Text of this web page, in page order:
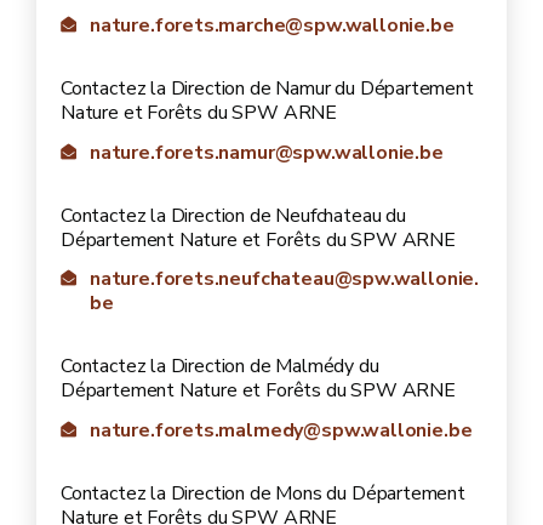
nature.forets.marche@spw.wallonie.be
Contactez la Direction de Namur du Département
Nature et Forêts du SPW ARNE
nature.forets.namur@spw.wallonie.be
Contactez la Direction de Neufchateau du
Département Nature et Forêts du SPW ARNE
nature.forets.neufchateau@spw.wallonie.
be
Contactez la Direction de Malmédy du
Département Nature et Forêts du SPW ARNE
nature.forets.malmedy@spw.wallonie.be
Contactez la Direction de Mons du Département
Nature et Forêts du SPW ARNE